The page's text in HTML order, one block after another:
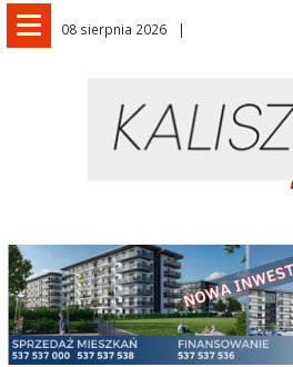
08 sierpnia 2026